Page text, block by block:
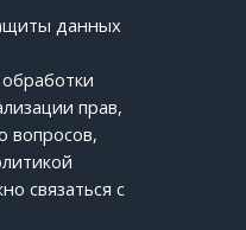
данных
прав,
вопросов,
связаться с